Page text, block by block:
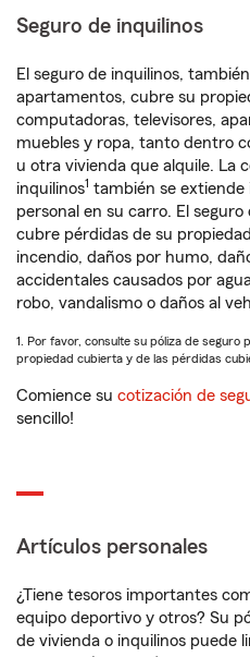
Seguro de inquilinos
El seguro de inquilinos,
apartamentos, cubre su
computadoras, televisores,
muebles y ropa, tanto dentro
u otra vivienda que alquile. La
inquilinos1 también se extiende
personal en su carro. El
cubre pérdidas de su
incendio, daños por humo,
accidentales causados por
robo, vandalismo o daños al
1. Por favor, consulte su póliza de seguro
propiedad cubierta y de las pérdidas
Comience su cotización de
sencillo!
Artículos personales
¿Tiene tesoros importantes
equipo deportivo y otros? Su
de vivienda o inquilinos puede